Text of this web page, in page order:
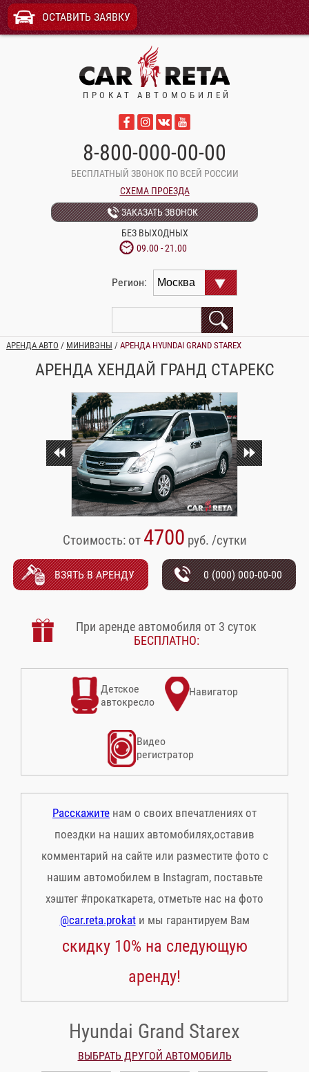
ОСТАВИТЬ ЗАЯВКУ
ПРОКАТ АВТОМОБИЛЕЙ
8-800-000-00-00
БЕСПЛАТНЫЙ ЗВОНОК ПО ВСЕЙ РОССИИ
СХЕМА ПРОЕЗДА
ЗАКАЗАТЬ ЗВОНОК
БЕЗ ВЫХОДНЫХ
09.00 - 21.00
Регион:
АРЕНДА АВТО / МИНИВЭНЫ / АРЕНДА HYUNDAI GRAND STAREX
АРЕНДА ХЕНДАЙ ГРАНД СТАРЕКС
Стоимость: от4700 руб. /сутки
ВЗЯТЬ В АРЕНДУ 0 (000) 000-00-00
При аренде автомобиля от 3 суток
БЕСПЛАТНО:
Детское
автокресло
Навигатор
Видео
регистратор
Расскажите нам о своих впечатлениях от
поездки на наших автомобилях,оставив
комментарий на сайте или разместите фото с
нашим автомобилем в Instagram, поставьте
хэштег #прокаткарета, отметьте нас на фото
@car.reta.prokatи мы гарантируем Вам
скидку 10% на следующую
аренду!
Hyundai Grand Starex
ВЫБРАТЬ ДРУГОЙ АВТОМОБИЛЬ